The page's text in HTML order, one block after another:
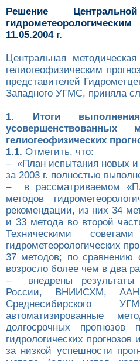
Решение
11.05.2004 г.
Центральная
гелиогеофизическим
представителей
Западного УГМС, приняла
1. Итоги
усовершенствованных
гелиогеофизических
1.1. Отметить, что:
– «План испытания новых и
за 2003 г. полностью
– в рассматриваемом
методов
рекомендации, из них 34
и 33 метода во второй
Техническими
гидрометеорологических
37 методов; по сравнению
возросло более чем в два
– внедрены результаты
России, ВНИИСХМ,
Среднесибирского
автоматизированные
долгосрочных прогнозов
гидрологических
за низкой успешности